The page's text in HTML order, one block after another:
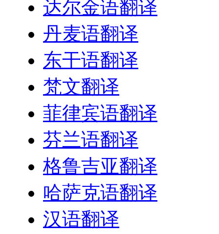
达尔金语翻译
丹麦语翻译
东干语翻译
梵文翻译
菲律宾语翻译
芬兰语翻译
格鲁吉亚翻译
哈萨克语翻译
汉语翻译